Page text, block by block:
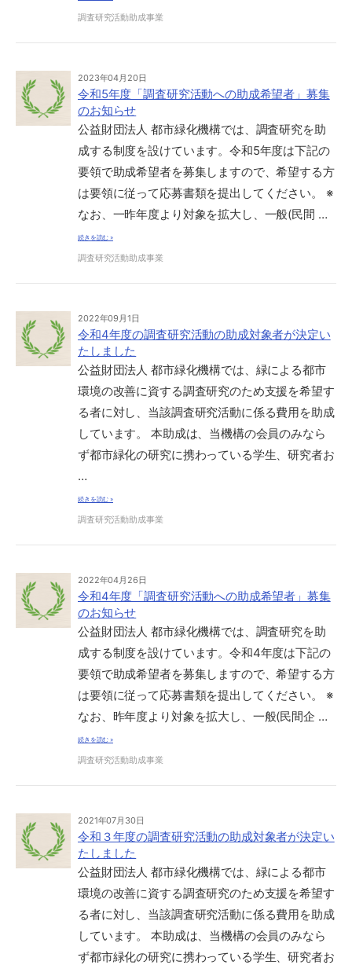
調査研究活動助成事業
2023年04月20日
令和5年度「調査研究活動への助成希望者」募集
のお知らせ
公益財団法人 都市緑化機構では、調査研究を助
成する制度を設けています。令和5年度は下記の
要領で助成希望者を募集しますので、希望する方
は要領に従って応募書類を提出してください。 ※
なお、一昨年度より対象を拡大し、一般(民間 …
続きを読む »
調査研究活動助成事業
2022年09月1日
令和4年度の調査研究活動の助成対象者が決定い
たしました
公益財団法人 都市緑化機構では、緑による都市
環境の改善に資する調査研究のため支援を希望す
る者に対し、当該調査研究活動に係る費用を助成
しています。 本助成は、当機構の会員のみなら
ず都市緑化の研究に携わっている学生、研究者お
…
続きを読む »
調査研究活動助成事業
2022年04月26日
令和4年度「調査研究活動への助成希望者」募集
のお知らせ
公益財団法人 都市緑化機構では、調査研究を助
成する制度を設けています。令和4年度は下記の
要領で助成希望者を募集しますので、希望する方
は要領に従って応募書類を提出してください。 ※
なお、昨年度より対象を拡大し、一般(民間企 …
続きを読む »
調査研究活動助成事業
2021年07月30日
令和３年度の調査研究活動の助成対象者が決定い
たしました
公益財団法人 都市緑化機構では、緑による都市
環境の改善に資する調査研究のため支援を希望す
る者に対し、当該調査研究活動に係る費用を助成
しています。 本助成は、当機構の会員のみなら
ず都市緑化の研究に携わっている学生、研究者お